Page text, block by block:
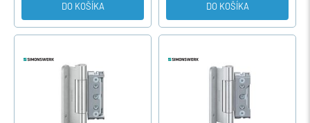
DO KOŠÍKA DO KOŠÍKA